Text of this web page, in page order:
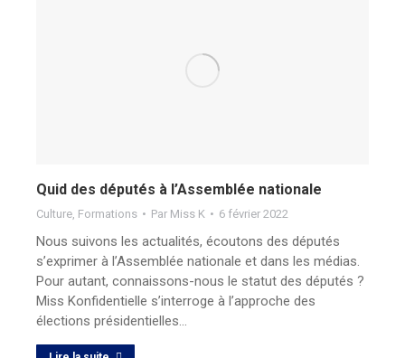
Quid des députés à l’Assemblée nationale
Culture Formations Par Miss K 6 février 2022
Nous suivons les actualités, écoutons des députés
s’exprimer à l’Assemblée nationale et dans les médias.
Pour autant, connaissons-nous le statut des députés ?
Miss Konfidentielle s’interroge à l’approche des
élections présidentielles…